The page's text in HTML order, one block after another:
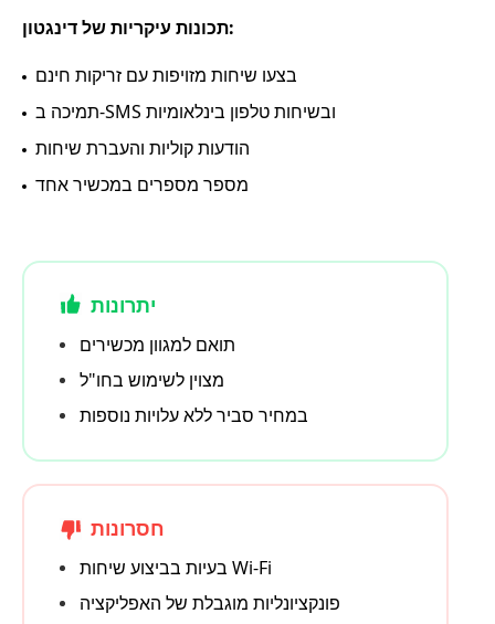
תכונות עיקריות של דינגטון:
בצעו שיחות מזויפות עם זריקות חינם
תמיכה ב-SMS ובשיחות טלפון בינלאומיות
הודעות קוליות והעברת שיחות
מספר מספרים במכשיר אחד
יתרונות
תואם למגוון מכשירים
מצוין לשימוש בחו"ל
במחיר סביר ללא עלויות נוספות
חסרונות
בעיות בביצוע שיחות Wi-Fi
פונקציונליות מוגבלת של האפליקציה